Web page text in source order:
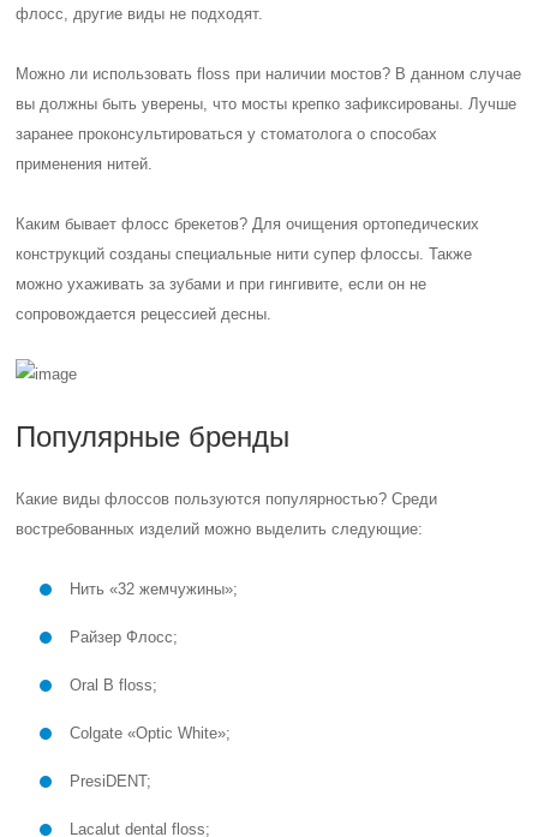
флосс, другие виды не подходят.
Можно ли использовать floss при наличии мостов? В данном случае
вы должны быть уверены, что мосты крепко зафиксированы. Лучше
заранее проконсультироваться у стоматолога о способах
применения нитей.
Каким бывает флосс брекетов? Для очищения ортопедических
конструкций созданы специальные нити супер флоссы. Также
можно ухаживать за зубами и при гингивите, если он не
сопровождается рецессией десны.
Популярные бренды
Какие виды флоссов пользуются популярностью? Среди
востребованных изделий можно выделить следующие:
Нить «32 жемчужины»;
Райзер Флосс;
Oral B floss;
Colgate «Optic White»;
PresiDENT;
Lacalut dental floss;